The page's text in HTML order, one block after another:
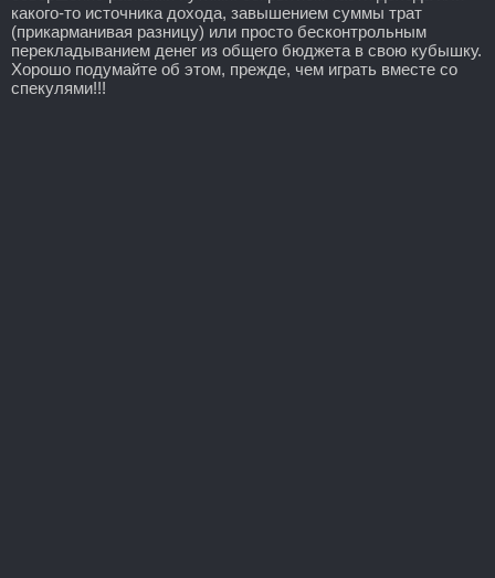
какого-то источника дохода, завышением суммы трат
(прикарманивая разницу) или просто бесконтрольным
перекладыванием денег из общего бюджета в свою кубышку.
Хорошо подумайте об этом, прежде, чем играть вместе со
спекулями!!!